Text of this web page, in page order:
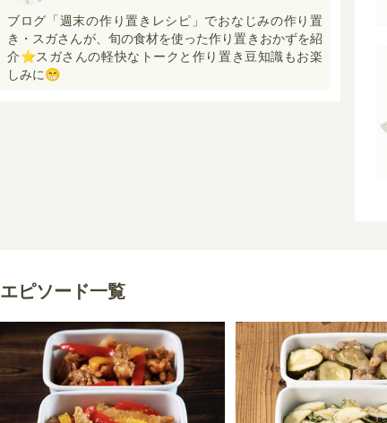
ブログ「週末の作り置きレシピ」でおなじみの作り置
き・スガさんが、旬の食材を使った作り置きおかずを紹
介⭐スガさんの軽快なトークと作り置き豆知識もお楽
しみに😁
エピソード一覧